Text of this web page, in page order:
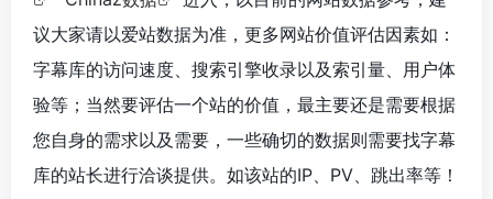
议大家请以爱站数据为准，更多网站价值评估因素如：
字幕库的访问速度、搜索引擎收录以及索引量、用户体
验等；当然要评估一个站的价值，最主要还是需要根据
您自身的需求以及需要，一些确切的数据则需要找字幕
库的站长进行洽谈提供。如该站的IP、PV、跳出率等！